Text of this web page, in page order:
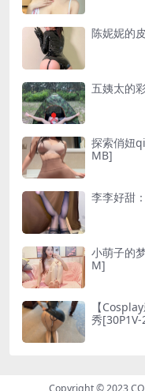
陈妮妮的
五姨太的
探索俏妞
MB]
李李好甜
小萌子的
M]
【
秀